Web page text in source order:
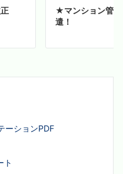
★マンション管
遣！
ーションPDF
ト